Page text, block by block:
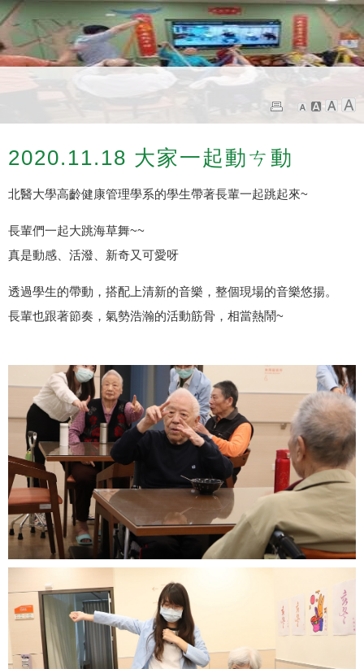
2020.11.18 大家一起動ㄘ動
北醫大學高齡健康管理學系的學生帶著長輩一起跳起來~
長輩們一起大跳海草舞~~
真是動感、活潑、新奇又可愛呀
透過學生的帶動，搭配上清新的音樂，整個現場的音樂悠揚。
長輩也跟著節奏，氣勢浩瀚的活動筋骨，相當熱鬧~